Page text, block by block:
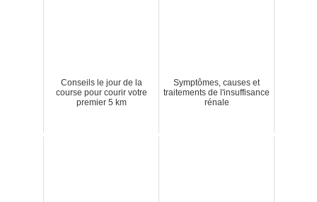
Conseils le jour de la
course pour courir votre
premier 5 km
Symptômes, causes et
traitements de l'insuffisance
rénale